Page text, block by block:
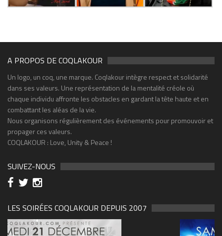
A PROPOS DE COQLAKOUR
Un logo, un coq, une marque. Coqlakour intègre respect et solidarité
dans ses valeurs. Une représentation de la mentalité créole où
chaque individu affronte les obstacles en gardant la tête haute et en
combattant les aléas de la vie.
Nous organisons régulièrement des événements pour promouvoir et
propager ces valeurs.
COQLAKOUR : Love, Unity & Peace !
SUIVEZ-NOUS
LES SOIRÉES COQLAKOUR DEPUIS 2007